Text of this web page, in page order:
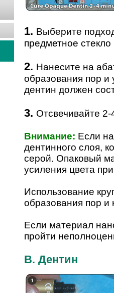
1. Выберите
предметное
2. Нанесите на
образования пор и
дентин должен
3. Отсвечивайте
Внимание: Если
дентинного слоя,
серой. Опаковый
усиления цвета
Использование
образования пор и
Если материал
пройти
B. Дентин